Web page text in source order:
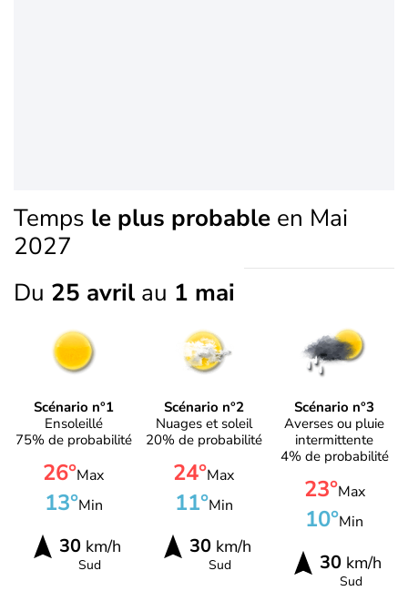
Temps le plus probable en Mai
2027
Du 25 avril au 1 mai
Scénario n°1
Ensoleillé
75% de probabilité
26°Max
13°Min
30km/h
Sud
Scénario n°2
Nuages et soleil
20% de probabilité
24°Max
11°Min
30km/h
Sud
Scénario n°3
Averses ou pluie
intermittente
4% de probabilité
23°Max
10°Min
30 km/h
Sud